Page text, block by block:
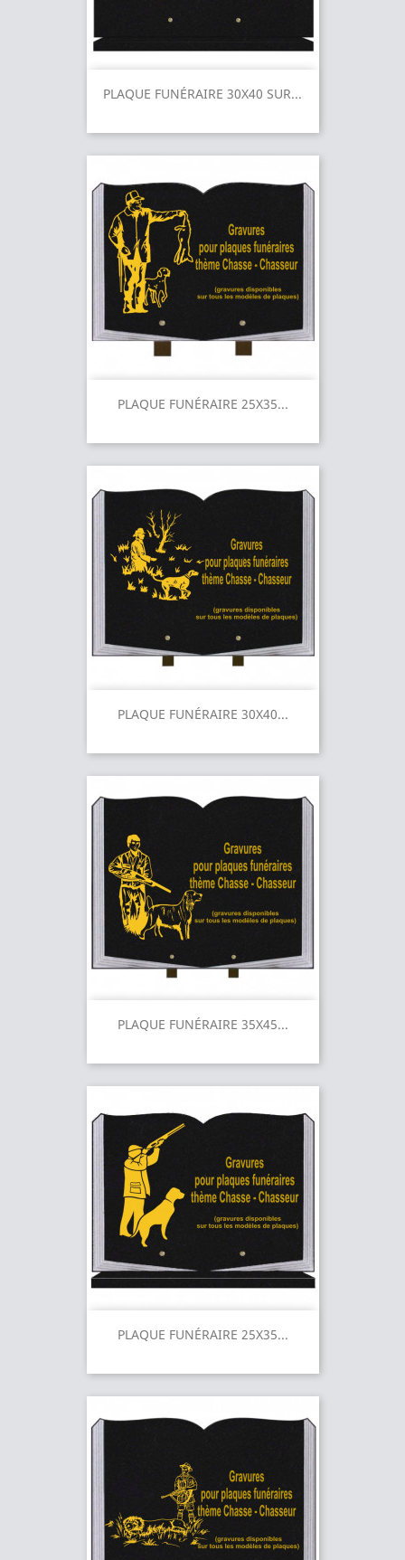
PLAQUE FUNÉRAIRE 30X40 SUR...
PLAQUE FUNÉRAIRE 25X35...
PLAQUE FUNÉRAIRE 30X40...
PLAQUE FUNÉRAIRE 35X45...
PLAQUE FUNÉRAIRE 25X35...